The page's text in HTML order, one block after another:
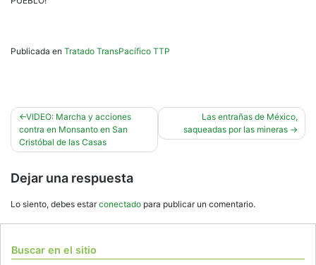
Publicada en Tratado TransPacífico TTP
Navegación
de
entradas
VIDEO: Marcha y acciones
contra en Monsanto en San
Cristóbal de las Casas
Las entrañas de México,
saqueadas por las mineras
Dejar una respuesta
Lo siento, debes estarconectado para publicar un comentario.
Buscar en el sitio